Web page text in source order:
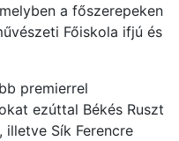
a főszerepeken
Főiskola ifjú és
premierrel
ezúttal Békés Ruszt
illetve Sík Ferencre